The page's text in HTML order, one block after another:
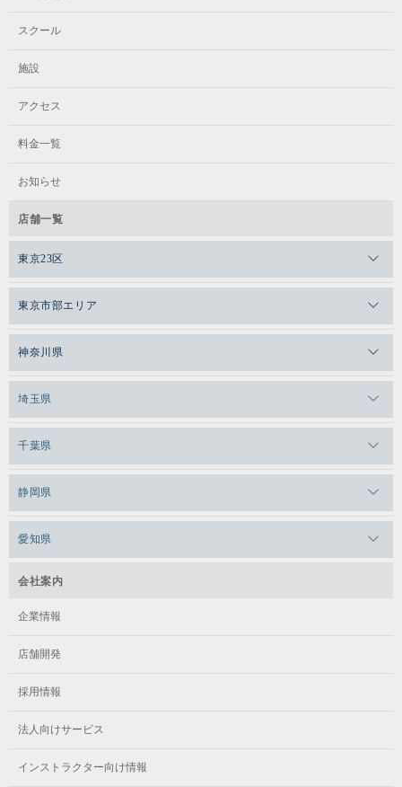
スクール
施設
アクセス
料金一覧
お知らせ
店舗一覧
東京23区
メガロスルフレ恵比寿
メガロス日比谷シャンテ
メガロス白金台
メガロス田端
メガロスルフレ田端
メガロスキッズ錦糸町
メガロス葛飾
東京市部エリア
メガロス三鷹
メガロスルフレ三鷹
メガロス武蔵小金井
メガロスルフレ武蔵小金井
メガロス小平テニススクール
神奈川県
メガロス上永谷
メガロスルフレ上永谷
メガロス神奈川
メガロス日吉
メガロス綱島
メガロスルフレ綱島
メガロス市ヶ尾
メガロス鷺沼
メガロスルフレ鷺沼
メガロス相模大野
埼玉県
メガロスルフレ草加
千葉県
メガロス本八幡
静岡県
愛知県
メガロステラッセ納屋橋
メガロス千種
会社案内
企業情報
店舗開発
採用情報
法人向けサービス
インストラクター向け情報